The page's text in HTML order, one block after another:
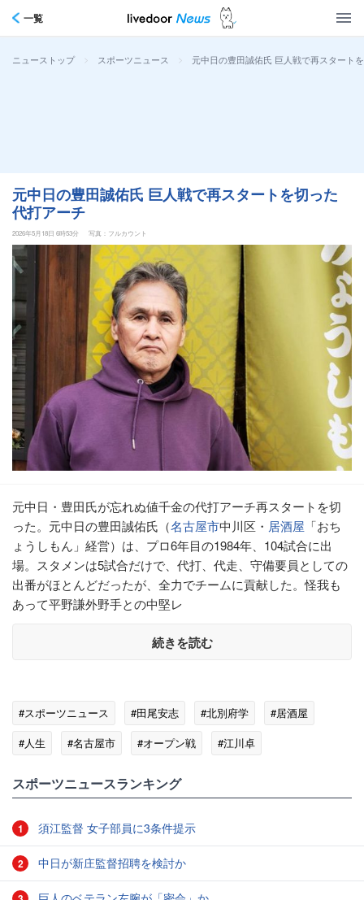
一覧
ニューストップ > スポーツニュース > 元中日の豊田誠佑氏 巨人戦で再スタート
元中日の豊田誠佑氏 巨人戦で再スタートを切った
代打アーチ
2026年5月18日 6時53分 写真：フルカウント
元中日・豊田氏が忘れぬ値千金の代打アーチ再スタートを切
った。元中日の豊田誠佑氏（名古屋市中川区・ 居酒屋 「おち
ょうしもん」経営）は、プロ6年目の1984年、104試合に出
場。スタメンは5試合だけで、代打、代走、守備要員としての
出番がほとんどだったが、全力でチームに貢献した。怪我も
あって平野謙外野手との中堅レ
続きを読む
#スポーツニュース #田尾安志 #北別府学
#居酒屋
#人生
#名古屋市 #オープン戦 #江川卓
スポーツニュースランキング
1 須江監督 女子部員に3条件提示
2 中日が新庄監督招聘を検討か